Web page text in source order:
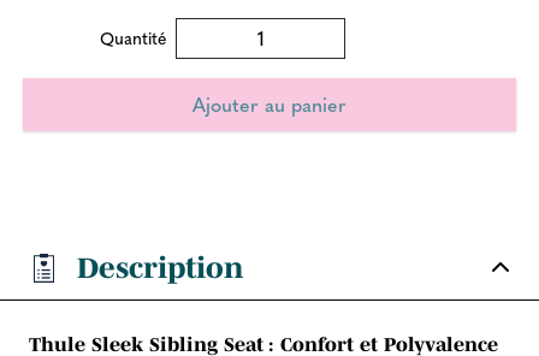
Quantité
Description
Thule Sleek Sibling Seat : Confort et Polyvalence